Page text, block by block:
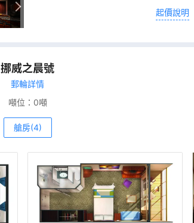
起價說明
挪威之晨號
郵輪詳情
噸位： 0噸
艙房(4)